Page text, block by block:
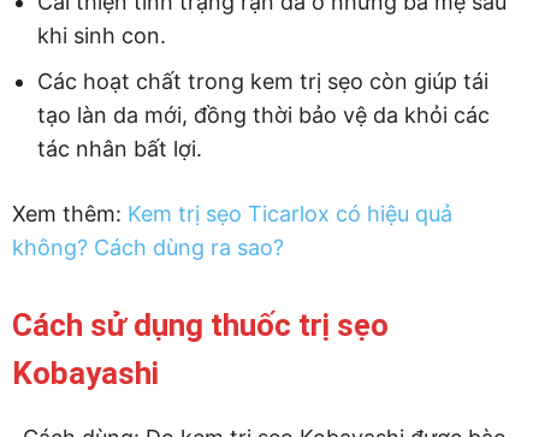
khi sinh con.
Các hoạt chất trong kem trị sẹo còn giúp tái
tạo làn da mới, đồng thời bảo vệ da khỏi các
tác nhân bất lợi.
Xem thêm: Kem trị sẹo Ticarlox có hiệu quả
không? Cách dùng ra sao?
Cách sử dụng thuốc trị sẹo
Kobayashi